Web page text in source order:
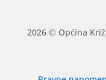
2026 © Općina